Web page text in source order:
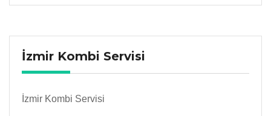
İzmir Kombi Servisi
İzmir Kombi Servisi